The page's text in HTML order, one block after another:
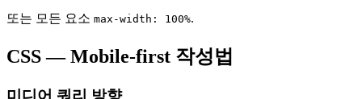
또는 모든 요소 max-width: 100%.
CSS — Mobile-first 작성법
미디어 쿼리 방향